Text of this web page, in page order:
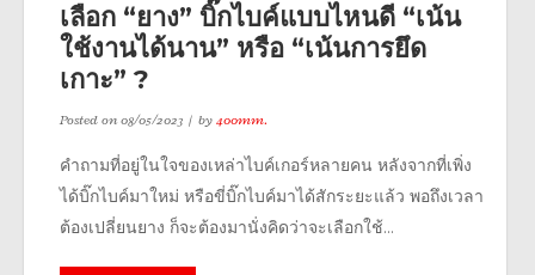
เลือก “ยาง” บิ๊กไบค์แบบไหนดี “เน้น
ใช้งานได้นาน” หรือ “เน้นการยึด
เกาะ” ?
Posted on08/05/2023 by400mm.
คำถามที่อยู่ในใจของเหล่าไบค์เกอร์หลายคน หลังจากที่เพิ่ง
ได้บิ๊กไบค์มาใหม่ หรือขี่บิ๊กไบค์มาได้สักระยะแล้ว พอถึงเวลา
ต้องเปลี่ยนยาง ก็จะต้องมานั่งคิดว่าจะเลือกใช้...